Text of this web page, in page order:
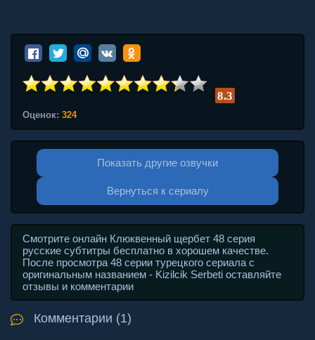
8.3
Оценок: 324
Показать другие озвучки
Вернуться к сериалу
Смотрите онлайн Клюквенный щербет 48 серия
русские субтитры бесплатно в хорошем качестве.
После просмотра 48 серии турецкого сериала с
оригинальным названием - Kizilcik Serbeti оставляйте
отзывы и комментарии
Комментарии (1)